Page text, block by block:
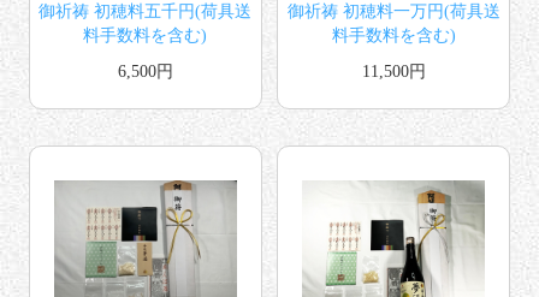
御祈祷 初穂料五千円(荷具送
料手数料を含む)
6,500円
御祈祷 初穂料一万円(荷具送
料手数料を含む)
11,500円